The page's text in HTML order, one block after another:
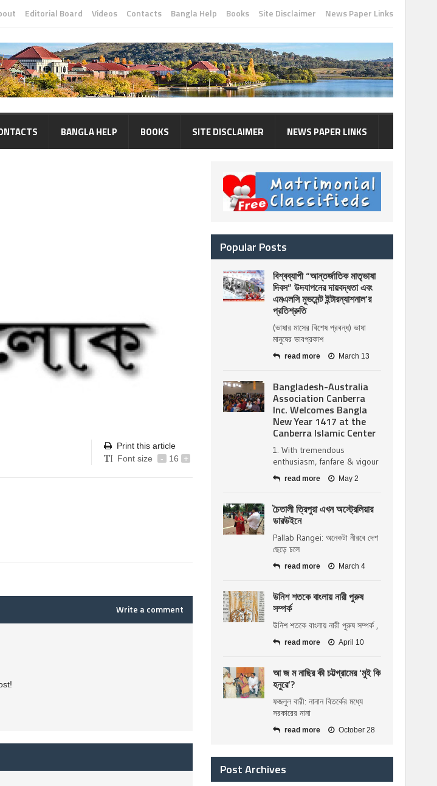
Editorial Board Videos Contacts Bangla Help Books Site Disclaimer News Paper Links
BANGLA HELP BOOKS SITE DISCLAIMER NEWS PAPER LINKS
Print this article
Font size
- 16 +
Write a comment
Popular Posts
বিশ্বব্যাপী “আন্তর্জাতিক মাতৃভাষা
দিবস” উদযাপনের দায়বদ্ধতা এবং
এমএলসি মুভমেন্ট ইন্টারন্যাশনাল’র
প্রতিশ্রুতি
(ভাষার মাসের বিশেষ প্রবন্ধ) ভাষা
মানুষের ভাবপ্রকাশ
read more March 13
Bangladesh-Australia
Association Canberra
Inc. Welcomes Bangla
New Year 1417 at the
Canberra Islamic Center
1. With tremendous
enthusiasm, fanfare & vigour
read more May 2
চৈতালী ত্রিপুরা এখন অস্ট্রেলিয়ার
ডারউইনে
Pallab Rangei: অনেকটা নীরবে দেশ
ছেড়ে চলে
read more March 4
উনিশ শতকে বাংলায় নারী পুরুষ
সম্পর্ক
উনিশ শতকে বাংলায় নারী পুরুষ সম্পর্ক ,
read more April 10
আ জ ম নাছির কী চট্টগ্রামের ‘মুই কি
হনুরে’?
ফজলুল বারী: নানান বিতর্কের মধ্যে
সরকারের নানা
read more October 28
Post Archives